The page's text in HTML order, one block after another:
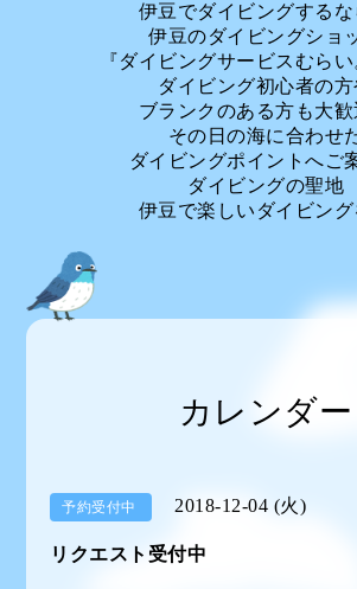
伊豆でダイビングするな
伊豆のダイビングショ
『ダイビングサービスむらい
ダイビング初心者の方
ブランクのある方も大歓
その日の海に合わせ
ダイビングポイントへご
ダイビングの聖地
伊豆で楽しいダイビング
カレンダー
予約受付中 2018-12-04 (火)
リクエスト受付中